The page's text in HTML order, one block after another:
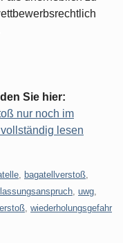
Sie hier:
nur noch im
lesen
bagatellverstoß
uwg
wiederholungsgefahr